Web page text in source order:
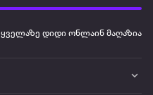
ყველაზე დიდი ონლაინ მაღაზია